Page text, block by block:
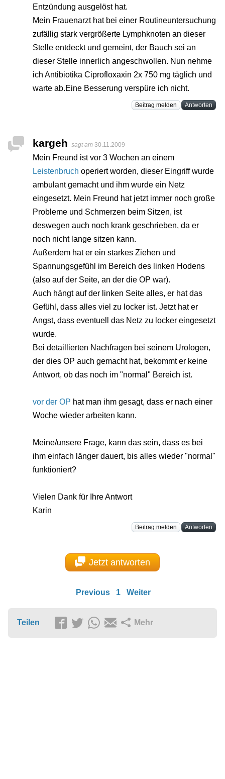
Entzündung ausgelöst hat.
Mein Frauenarzt hat bei einer Routineuntersuchung
zufällig stark vergrößerte Lymphknoten an dieser
Stelle entdeckt und gemeint, der Bauch sei an
dieser Stelle innerlich angeschwollen. Nun nehme
ich Antibiotika Ciprofloxaxin 2x 750 mg täglich und
warte ab.Eine Besserung verspüre ich nicht.
Beitrag melden Antworten
kargeh sagt am 30.11.2009
Mein Freund ist vor 3 Wochen an einem
Leistenbruch operiert worden, dieser Eingriff wurde
ambulant gemacht und ihm wurde ein Netz
eingesetzt. Mein Freund hat jetzt immer noch große
Probleme und Schmerzen beim Sitzen, ist
deswegen auch noch krank geschrieben, da er
noch nicht lange sitzen kann.
Außerdem hat er ein starkes Ziehen und
Spannungsgefühl im Bereich des linken Hodens
(also auf der Seite, an der die OP war).
Auch hängt auf der linken Seite alles, er hat das
Gefühl, dass alles viel zu locker ist. Jetzt hat er
Angst, dass eventuell das Netz zu locker eingesetzt
wurde.
Bei detaillierten Nachfragen bei seinem Urologen,
der dies OP auch gemacht hat, bekommt er keine
Antwort, ob das noch im "normal" Bereich ist.
vor der OP hat man ihm gesagt, dass er nach einer
Woche wieder arbeiten kann.
Meine/unsere Frage, kann das sein, dass es bei
ihm einfach länger dauert, bis alles wieder "normal"
funktioniert?
Vielen Dank für Ihre Antwort
Karin
Beitrag melden Antworten
Jetzt antworten
Previous 1 Weiter
Teilen Mehr